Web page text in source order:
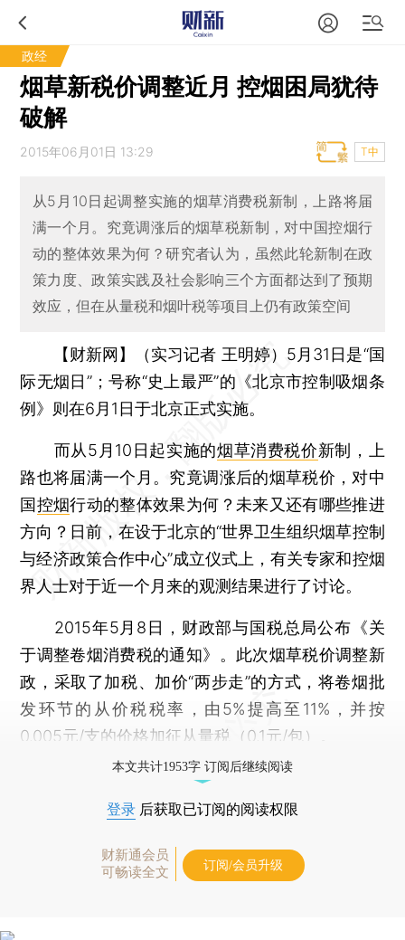
政经
烟草新税价调整近月 控烟困局犹待
破解
2015年06月01日 13:29 T中
从5月10日起调整实施的烟草消费税新制，上路将届
满一个月。究竟调涨后的烟草税新制，对中国控烟行
动的整体效果为何？研究者认为，虽然此轮新制在政
策力度、政策实践及社会影响三个方面都达到了预期
效应，但在从量税和烟叶税等项目上仍有政策空间
【财新网】（实习记者 王明婷） 5月31日是“国
际无烟日”；号称“史上最严”的《北京市控制吸烟条
例》则在6月1日于北京正式实施。
而从5月10日起实施的烟草消费税价新制，上
路也将届满一个月。究竟调涨后的烟草税价，对中
国控烟行动的整体效果为何？未来又还有哪些推进
方向？日前，在设于北京的“世界卫生组织烟草控制
与经济政策合作中心”成立仪式上，有关专家和控烟
界人士对于近一个月来的观测结果进行了讨论。
2015年5月8日，财政部与国税总局公布《关
于调整卷烟消费税的通知》。此次烟草税价调整新
政，采取了加税、加价“两步走”的方式，将卷烟批
发环节的从价税税率，由5%提高至11%，并按
0.005元/支的价格加征从量税（0.1元/包）。
本文共计1953字 订阅后继续阅读
登录 后获取已订阅的阅读权限
财新通会员
可畅读全文
订阅/会员升级